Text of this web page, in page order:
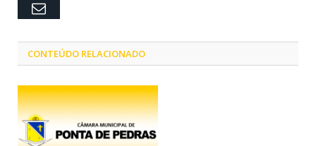
Email
CONTEÚDO RELACIONADO